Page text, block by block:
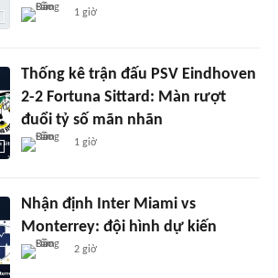
1 giờ
Thống kê trận đấu PSV Eindhoven
2-2 Fortuna Sittard: Màn rượt
đuổi tỷ số mãn nhãn
1 giờ
Nhận định Inter Miami vs
Monterrey: đội hình dự kiến
2 giờ